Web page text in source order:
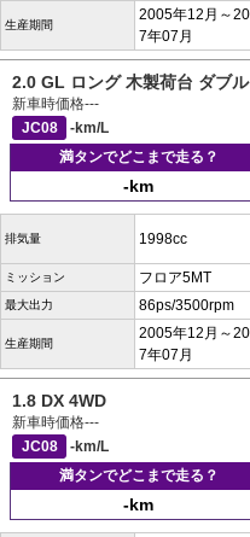
生産期間
2005年12月～
7年07月
2.0 GL ロング 木製荷台 ダブ
新車時価格---
JC08
-km/L
満タンでどこまで走る？
-km
排気量 1998cc
ミッション フロア5MT
最大出力 86ps/3500rpm
生産期間
2005年12月～
7年07月
1.8 DX 4WD
新車時価格---
JC08
-km/L
満タンでどこまで走る？
-km